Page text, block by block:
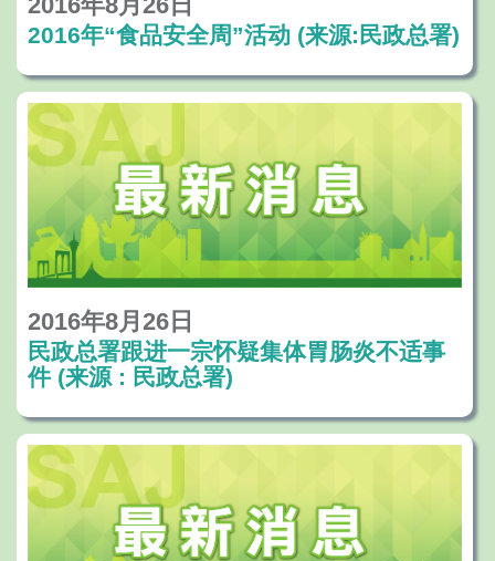
2016年“食品安全周”活动 (来源:民政总署)
2016年8月26日
民政总署跟进一宗怀疑集体胃肠炎不适事
件 (来源 : 民政总署)